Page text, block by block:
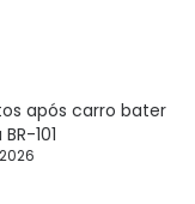
após carro bater
101